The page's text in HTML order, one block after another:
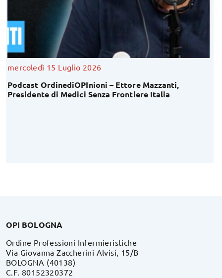
venerdì 10 Luglio 2026
Inaugurata “Corte Magi”: una nuova casa per
Infermieri a Pieve di Cento!
OPI BOLOGNA
Ordine Professioni Infermieristiche
Via Giovanna Zaccherini Alvisi, 15/B
BOLOGNA (40138)
C.F. 80152320372